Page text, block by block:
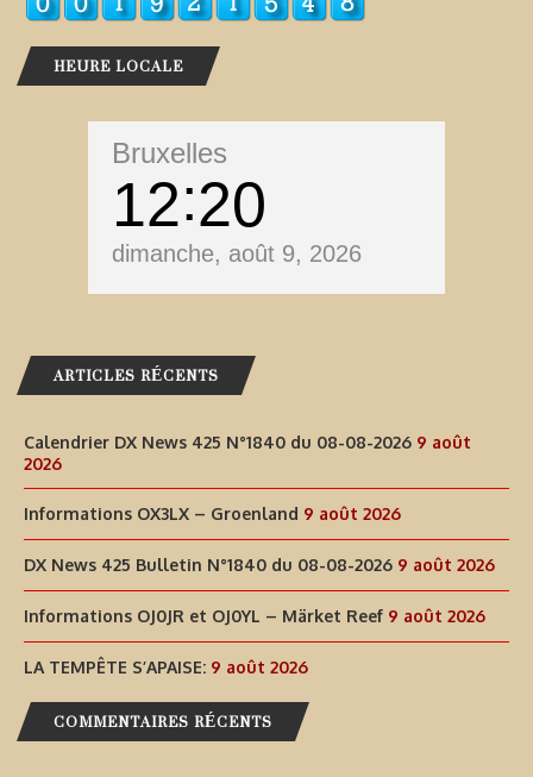
HEURE LOCALE
Bruxelles
12 20
dimanche, août 9, 2026
ARTICLES RÉCENTS
Calendrier DX News 425 N°1840 du 08-08-2026 9 août
2026
Informations OX3LX – Groenland 9 août 2026
DX News 425 Bulletin N°1840 du 08-08-2026 9 août 2026
Informations OJ0JR et OJ0YL – Märket Reef 9 août 2026
LA TEMPÊTE S’APAISE: 9 août 2026
COMMENTAIRES RÉCENTS